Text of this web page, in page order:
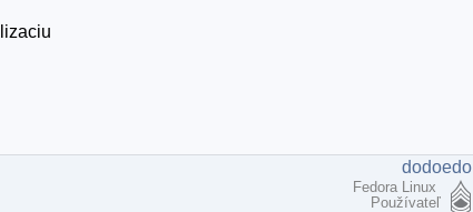
dodoedo
Fedora Linux
Používateľ